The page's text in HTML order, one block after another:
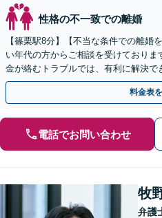
性格の不一致での離婚
【篠栗駅8分】【不当な条件での離婚
い年代の方からご相談を受けており
金が絡むトラブルでは、有利に解決で
ずはお気軽にご相談ください【完全個
料金表
電話でお問い合わせ
牧
弁護